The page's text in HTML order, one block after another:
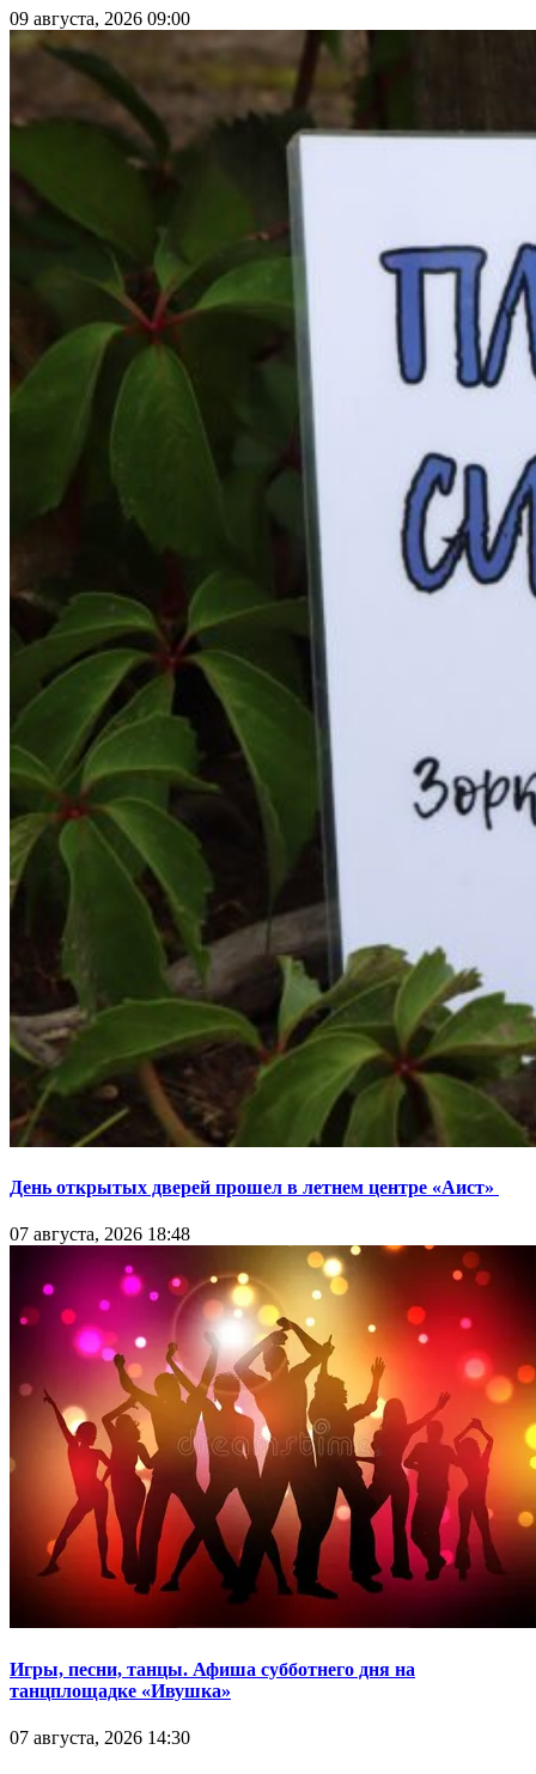
09 августа, 2026 09:00
День открытых дверей прошел в летнем центре «Аист»
07 августа, 2026 18:48
Игры, песни, танцы. Афиша субботнего дня на
танцплощадке «Ивушка»
07 августа, 2026 14:30